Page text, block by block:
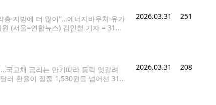
·지방에 더 많이"…에너지바우처·유가
(서울=연합뉴스) 김인철 기자 = 31일
2026.03.31 251
국고채 금리는 만기따라 등락 엇갈려
러 환율이 장중 1,530원을 넘어선 31일
2026.03.31 208